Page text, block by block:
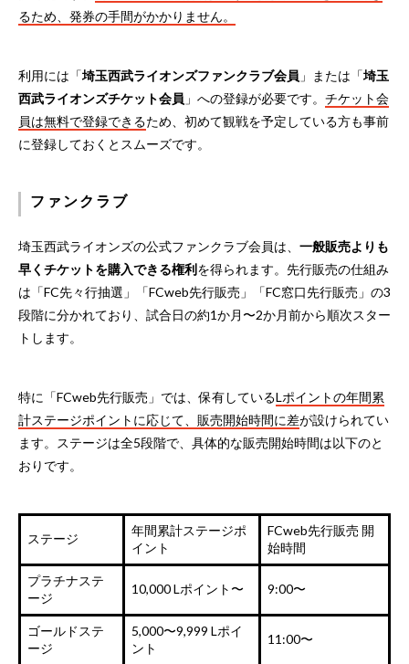
るため、発券の手間がかかりません。
利用には「埼玉西武ライオンズファンクラブ会員 」または「埼玉
西武ライオンズチケット会員 」への登録が必要です。 チケット会
員は無料で登録できるため、初めて観戦を予定している方も事前
に登録しておくとスムーズです。
ファンクラブ
埼玉西武ライオンズの公式ファンクラブ会員は、 一般販売よりも
早くチケットを購入できる権利 を得られます。先行販売の仕組み
は「FC先々行抽選」「FCweb先行販売」「FC窓口先行販売」の3
段階に分かれており、試合日の約1か月〜2か月前から順次スター
トします。
特に「FCweb先行販売」では、保有しているLポイントの年間累
計ステージポイントに応じて、販売開始時間に差が設けられてい
ます。ステージは全5段階で、具体的な販売開始時間は以下のと
おりです。
ステージ
年間累計ステージポ
イント
FCweb先行販売 開
始時間
プラチナステ
ージ
10,000 Lポイント〜 9:00〜
ゴールドステ
ージ
5,000〜9,999 Lポイ
ント
11:00〜